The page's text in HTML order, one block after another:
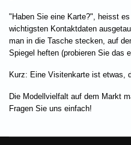
"Haben Sie eine Karte?", heisst
wichtigsten Kontaktdaten
man in die Tasche stecken, auf
Spiegel heften (probieren Sie das
Kurz: Eine Visitenkarte ist etwas,
Die Modellvielfalt auf dem Markt
Fragen Sie uns einfach!